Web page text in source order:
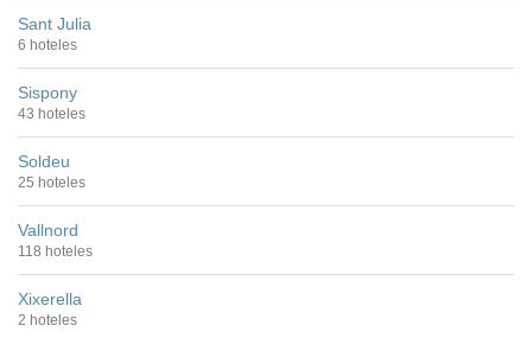
Sant Julia
6 hoteles
Sispony
43 hoteles
Soldeu
25 hoteles
Vallnord
118 hoteles
Xixerella
2 hoteles